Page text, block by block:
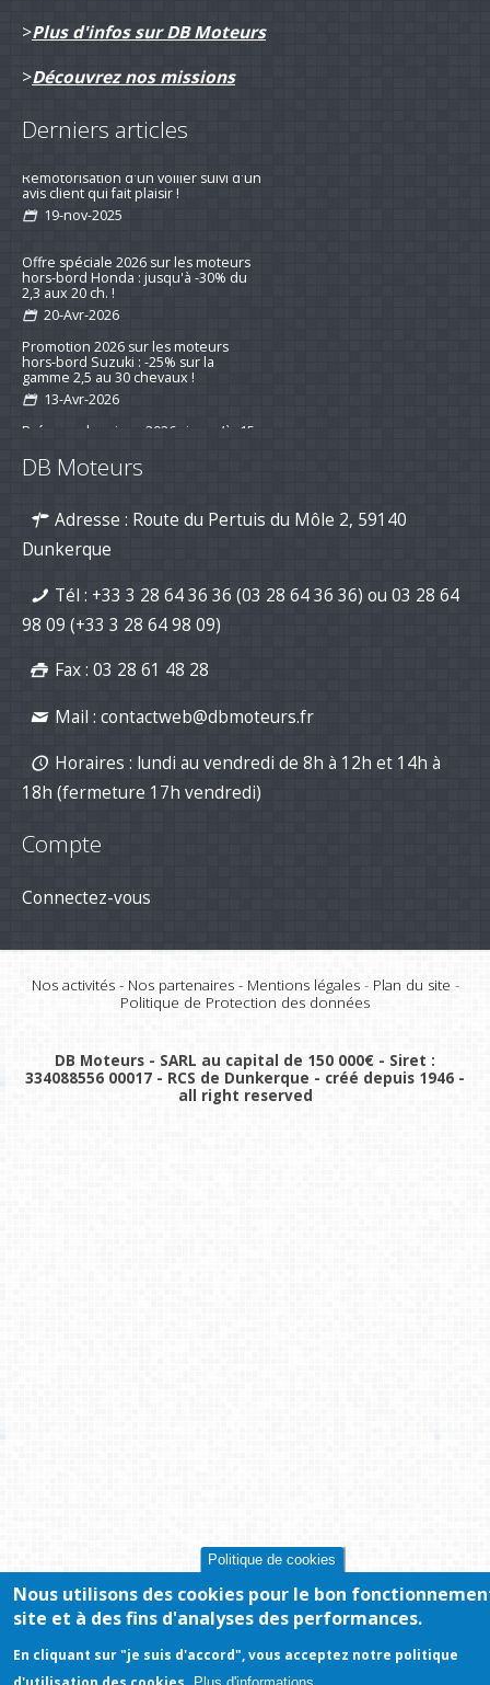
>Plus d'infos sur DB Moteurs
>Découvrez nos missions
Derniers articles
Remotorisation d'un voilier suivi d'un
avis client qui fait plaisir !
19-nov-2025
Offre spéciale 2026 sur les moteurs
hors-bord Honda : jusqu'à -30% du
2,3 aux 20 ch. !
20-Avr-2026
Promotion 2026 sur les moteurs
hors-bord Suzuki : -25% sur la
gamme 2,5 au 30 chevaux !
13-Avr-2026
moteurs de bateau
Nouvelle série "Stealth Line" chez
maintenant avec DB Moteurs !
DB Moteurs vous souhaite une
excellente année 2026, pleine de
projets motorisés !
DB Moteurs
Adresse : Route du Pertuis du Môle 2, 59140
Dunkerque
Tél : +33 3 28 64 36 36 (03 28 64 36 36) ou 03 28 64
98 09 (+33 3 28 64 98 09)
Fax : 03 28 61 48 28
Mail : contactweb@dbmoteurs.fr
Horaires : lundi au vendredi de 8h à 12h et 14h à
18h (fermeture 17h vendredi)
Compte
Connectez-vous
Nos activités- Nos partenaires- Mentions légales- Plan du site -
Politique de Protection des données
DB Moteurs - SARL au capital de 150 000€ - Siret :
334088556 00017 - RCS de Dunkerque - créé depuis 1946 -
all right reserved
Politique de cookies
Nous utilisons des cookies pour le bon
site et à des fins d'analyses des performances.
En cliquant sur "je suis d'accord", vous acceptez notre politique